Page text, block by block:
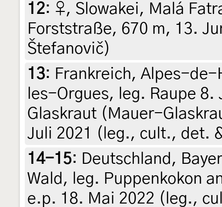
12: ♀, Slowakei, Malá
Forststraße, 670 m, 13.
Štefanovič)
13: Frankreich, Alpes-
les-Orgues, leg. Raupe
Glaskraut (Mauer-
Juli 2021 (leg., cult., det.
14-15: Deutschland,
Wald, leg. Puppenkokon
e.p. 18. Mai 2022 (leg.,